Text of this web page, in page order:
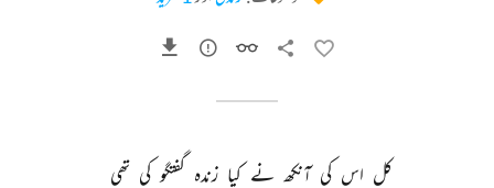
کل اس کی آنکھ نے کیا زندہ گفتگو کی تھی